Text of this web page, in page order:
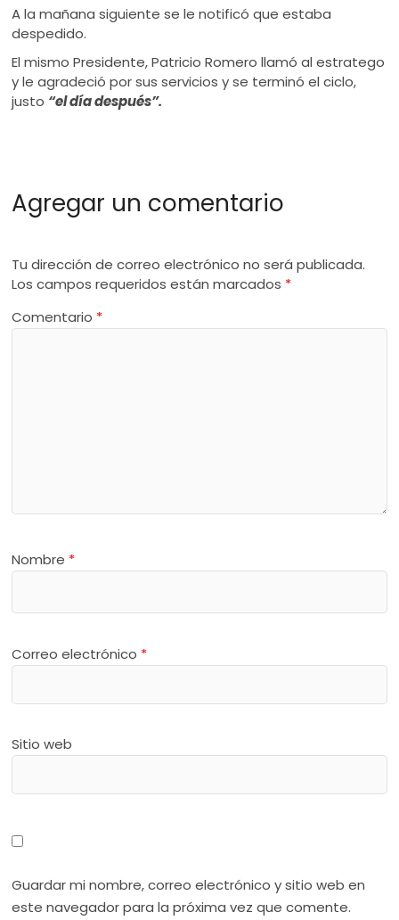
A la mañana siguiente se le notificó que estaba
despedido.
El mismo Presidente, Patricio Romero llamó al estratego
y le agradeció por sus servicios y se terminó el ciclo,
justo “el día después”.
Agregar un comentario
Tu dirección de correo electrónico no será publicada.
Los campos requeridos están marcados *
Comentario *
Nombre *
Correo electrónico *
Sitio web
Guardar mi nombre, correo electrónico y sitio web en
este navegador para la próxima vez que comente.